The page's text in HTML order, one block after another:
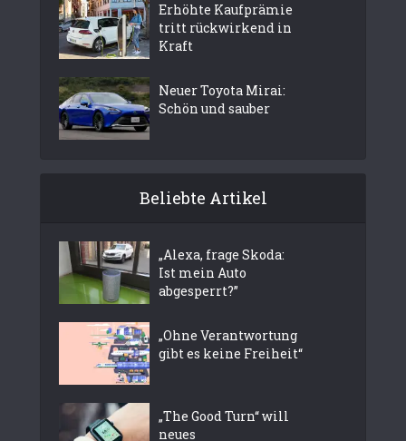
Erhöhte Kaufprämie
tritt rückwirkend in
Kraft
Neuer Toyota Mirai:
Schön und sauber
Beliebte Artikel
„Alexa, frage Skoda:
Ist mein Auto
abgesperrt?”
„Ohne Verantwortung
gibt es keine Freiheit“
„The Good Turn“ will
neues